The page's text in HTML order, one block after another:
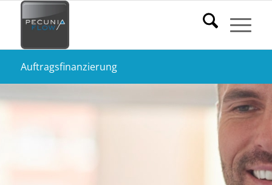
Auftragsfinanzierung